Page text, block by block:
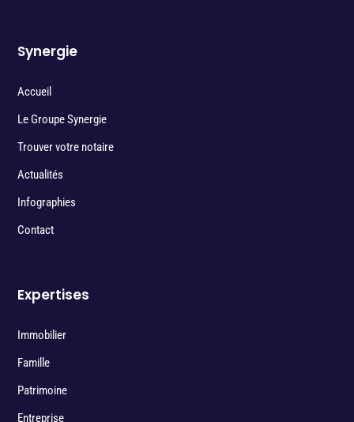
Synergie
Accueil
Le Groupe Synergie
Trouver votre notaire
Actualités
Infographies
Contact
Expertises
Immobilier
Famille
Patrimoine
Entreprise